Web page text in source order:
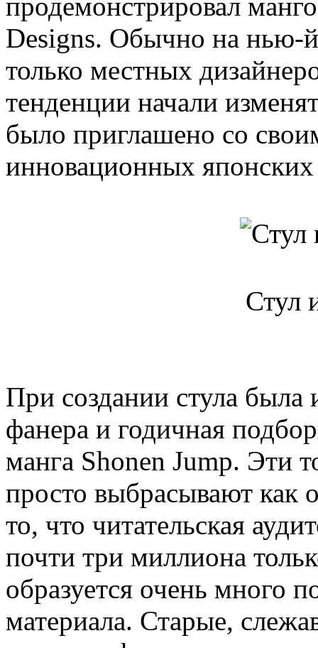
Designs. Обычно на нью-
только местных
тенденции начали
было приглашено со
инновационных японских
Стул
При создании стула была
фанера и годичная
манга Shonen Jump. Эти
просто выбрасывают
то, что читательская
почти три миллиона
образуется очень много
материала. Старые,